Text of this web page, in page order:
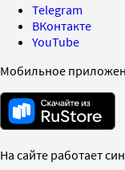
Telegram
ВКонтакте
YouTube
Мобильное
На сайте работает